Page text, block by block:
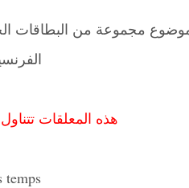
مجموعة من البطاقات
هذه المعلقات تتناول
temps